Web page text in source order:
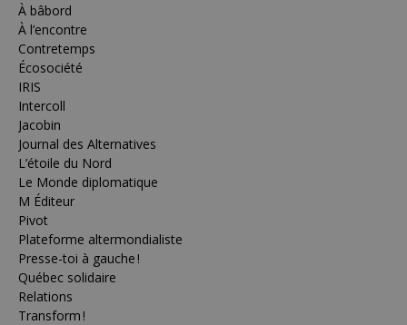
À bâbord
À l’encontre
Contretemps
Écosociété
IRIS
Intercoll
Jacobin
Journal des Alternatives
L’étoile du Nord
Le Monde diplomatique
M Éditeur
Pivot
Plateforme altermondialiste
Presse-toi à gauche !
Québec solidaire
Relations
Transform !